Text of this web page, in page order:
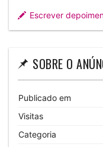
Escrever
SOBRE O
Publicado em
Visitas
Categoria